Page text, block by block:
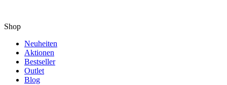
Shop
Neuheiten
Aktionen
Bestseller
Outlet
Blog